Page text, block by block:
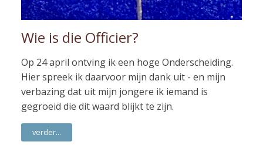
Wie is die Officier?
Op 24 april ontving ik een hoge Onderscheiding.
Hier spreek ik daarvoor mijn dank uit - en mijn
verbazing dat uit mijn jongere ik iemand is
gegroeid die dit waard blijkt te zijn.
verder...